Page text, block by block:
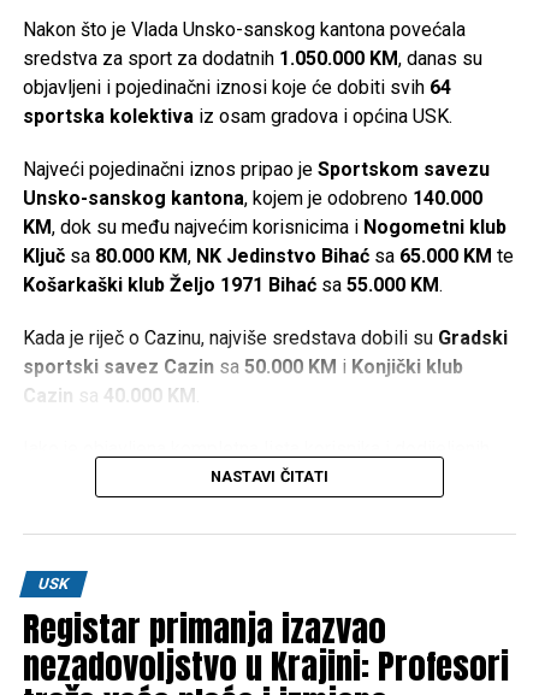
Nakon što je Vlada Unsko-sanskog kantona povećala
sredstva za sport za dodatnih 1.050.000 KM, danas su
objavljeni i pojedinačni iznosi koje će dobiti svih 64
sportska kolektiva iz osam gradova i općina USK.
Najveći pojedinačni iznos pripao je Sportskom savezu
Unsko-sanskog kantona, kojem je odobreno 140.000
KM, dok su među najvećim korisnicima i Nogometni klub
Ključsa 80.000 KM, NK Jedinstvo Bihaćsa 65.000 KM te
Košarkaški klub Željo 1971 Bihaćsa 55.000 KM.
Kada je riječ o Cazinu, najviše sredstava dobili su Gradski
sportski savez Cazinsa 50.000 KM i Konjički klub
Cazin sa 40.000 KM
iznosa, u dostupnim informacijama nisu navedeni kriteriji
pojedini sportski kolektiv.
Najveći pojedinačni iznosi
Sportski savez USK –140.000 KM
NASTAVI ČITATI
USK
Registar primanja izazvao
nezadovoljstvo u Krajini: Profesori